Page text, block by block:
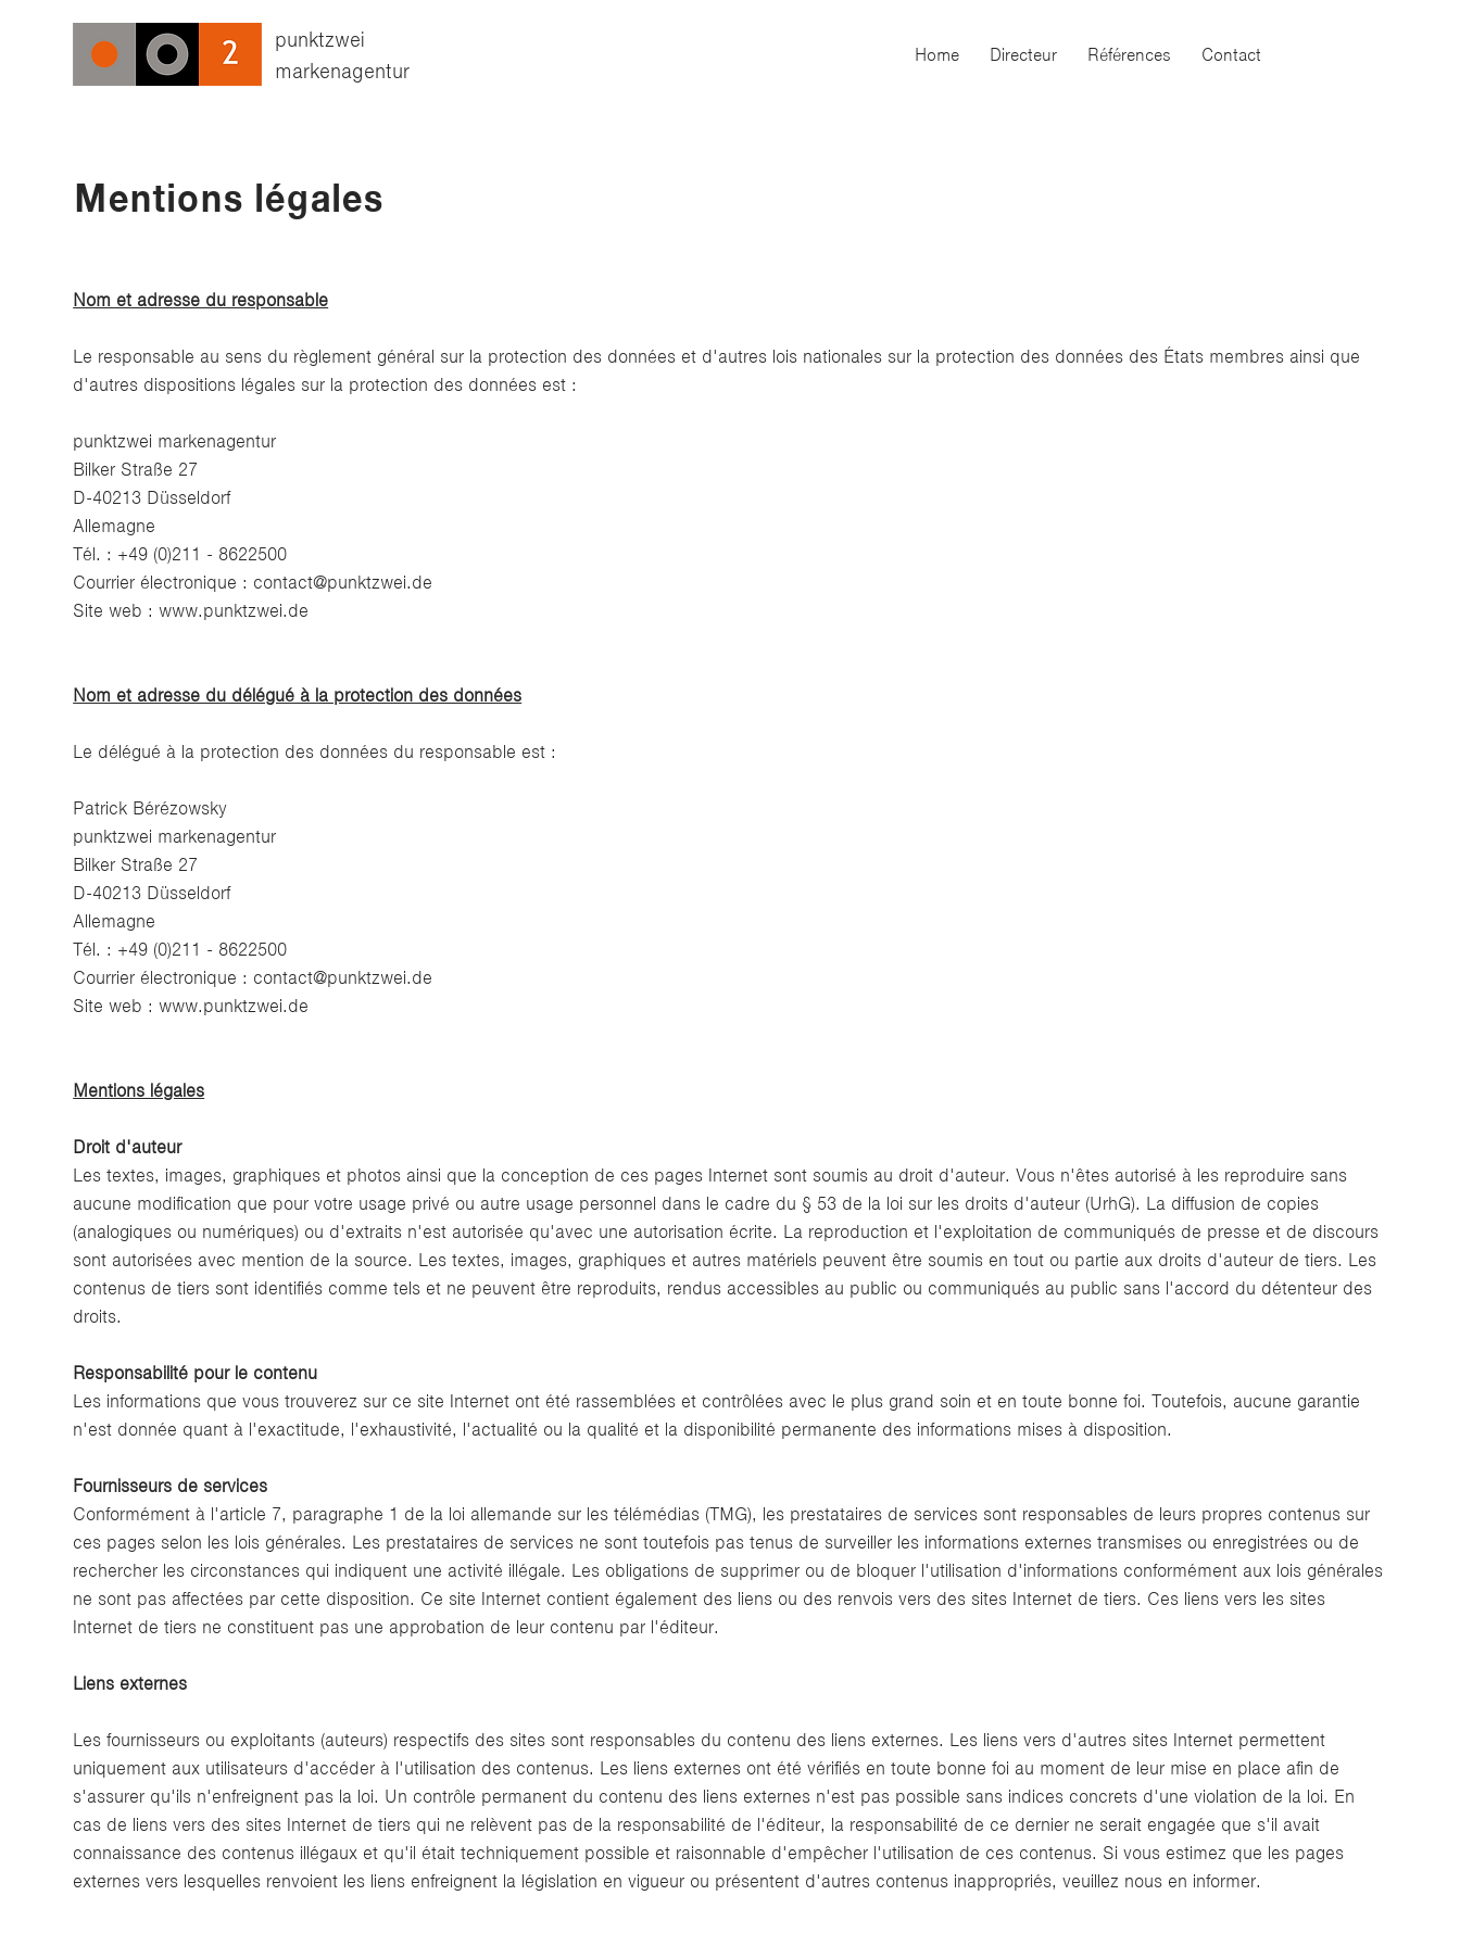
punktzwei
markenagentur
Home Directeur Références Contact
Mentions légales
Nom et adresse du responsable
Le responsable au sens du règlement général sur la protection des données et d'autres lois nationales sur la protection des données des États membres ainsi que
d'autres dispositions légales sur la protection des données est :
punktzwei markenagentur
Bilker Straße 27
D-40213 Düsseldorf
Allemagne
Tél. : +49 (0)211 - 8622500
Courrier électronique : contact@punktzwei.de
Site web :www.punktzwei.de
Nom et adresse du délégué à la protection des données
Le délégué à la protection des données du responsable est :
Patrick Bérézowsky
punktzwei markenagentur
Bilker Straße 27
D-40213 Düsseldorf
Allemagne
Tél. : +49 (0)211 - 8622500
Courrier électronique : contact@punktzwei.de
Site web :www.punktzwei.de
Mentions légales
Droit d'auteur
Les textes, images, graphiques et photos ainsi que la conception de ces pages Internet sont soumis au droit d'auteur. Vous n'êtes autorisé à les reproduire sans
aucune modification que pour votre usage privé ou autre usage personnel dans le cadre du § 53 de la loi sur les droits d'auteur (UrhG). La diffusion de copies
(analogiques ou numériques) ou d'extraits n'est autorisée qu'avec une autorisation écrite. La reproduction et l'exploitation de communiqués de presse et de discours
sont autorisées avec mention de la source. Les textes, images, graphiques et autres matériels peuvent être soumis en tout ou partie aux droits d'auteur de tiers. Les
contenus de tiers sont identifiés comme tels et ne peuvent être reproduits, rendus accessibles au public ou communiqués au public sans l'accord du détenteur des
droits.
Responsabilité pour le contenu
Les informations que vous trouverez sur ce site Internet ont été rassemblées et contrôlées avec le plus grand soin et en toute bonne foi. Toutefois, aucune garantie
n'est donnée quant à l'exactitude, l'exhaustivité, l'actualité ou la qualité et la disponibilité permanente des informations mises à disposition.
Fournisseurs de services
Conformément à l'article 7, paragraphe 1 de la loi allemande sur les télémédias (TMG), les prestataires de services sont responsables de leurs propres contenus sur
ces pages selon les lois générales. Les prestataires de services ne sont toutefois pas tenus de surveiller les informations externes transmises ou enregistrées ou de
rechercher les circonstances qui indiquent une activité illégale. Les obligations de supprimer ou de bloquer l'utilisation d'informations conformément aux lois générales
ne sont pas affectées par cette disposition. Ce site Internet contient également des liens ou des renvois vers des sites Internet de tiers. Ces liens vers les sites
Internet de tiers ne constituent pas une approbation de leur contenu par l'éditeur.
Liens externes
Les fournisseurs ou exploitants (auteurs) respectifs des sites sont responsables du contenu des liens externes. Les liens vers d'autres sites Internet permettent
uniquement aux utilisateurs d'accéder à l'utilisation des contenus. Les liens externes ont été vérifiés en toute bonne foi au moment de leur mise en place afin de
s'assurer qu'ils n'enfreignent pas la loi. Un contrôle permanent du contenu des liens externes n'est pas possible sans indices concrets d'une violation de la loi. En
cas de liens vers des sites Internet de tiers qui ne relèvent pas de la responsabilité de l'éditeur, la responsabilité de ce dernier ne serait engagée que s'il avait
connaissance des contenus illégaux et qu'il était techniquement possible et raisonnable d'empêcher l'utilisation de ces contenus. Si vous estimez que les pages
externes vers lesquelles renvoient les liens enfreignent la législation en vigueur ou présentent d'autres contenus inappropriés, veuillez nous en informer.